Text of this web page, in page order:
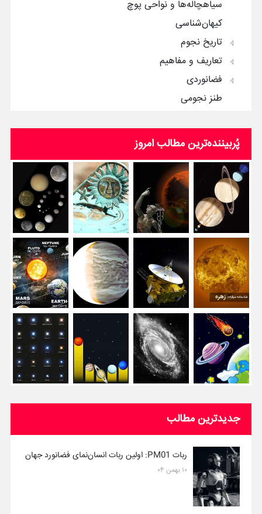
سیاهچاله‌ها و نواحی پوچ
کیهان‌شناسی
تاریخ نجوم
تعاریف و مفاهیم
فضانوردی
طنز نجومی
پُربیننده‌ترین‌ مطالب امروز
جدیدترین مطالب
ربات PM01: اولین ربات انسان‌نمای فضانورد جهان
۱۰ بهمن ۰۴